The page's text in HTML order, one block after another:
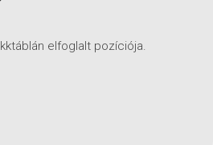
elfoglalt pozíciója.